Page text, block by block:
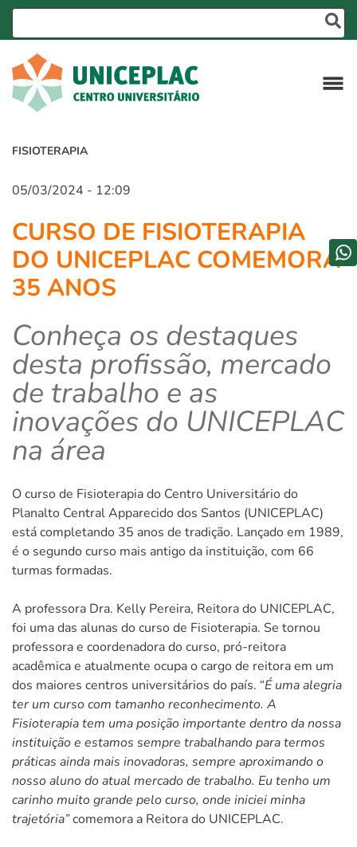
FISIOTERAPIA
05/03/2024 - 12:09
CURSO DE FISIOTERAPIA
DO UNICEPLAC COMEMORA
35 ANOS
Conheça os destaques
desta profissão, mercado
de trabalho e as
inovações do UNICEPLAC
na área
O curso de Fisioterapia do Centro Universitário do
Planalto Central Apparecido dos Santos (UNICEPLAC)
está completando 35 anos de tradição. Lançado em 1989,
é o segundo curso mais antigo da instituição, com 66
turmas formadas.
A professora Dra. Kelly Pereira, Reitora do UNICEPLAC,
foi uma das alunas do curso de Fisioterapia. Se tornou
professora e coordenadora do curso, pró-reitora
acadêmica e atualmente ocupa o cargo de reitora em um
dos maiores centros universitários do país. “É uma alegria
ter um curso com tamanho reconhecimento. A
Fisioterapia tem uma posição importante dentro da nossa
instituição e estamos sempre trabalhando para termos
práticas ainda mais inovadoras, sempre aproximando o
nosso aluno do atual mercado de trabalho. Eu tenho um
carinho muito grande pelo curso, onde iniciei minha
trajetória”comemora a Reitora do UNICEPLAC.